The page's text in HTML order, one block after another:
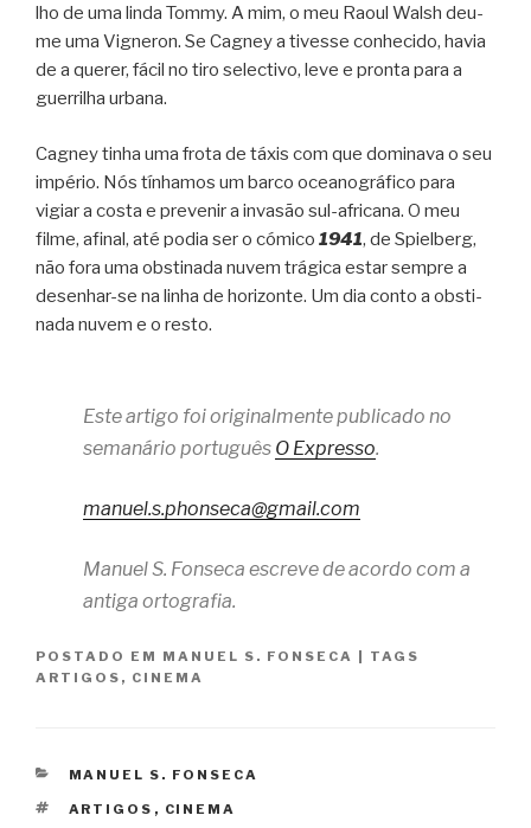
lho de uma linda Tommy. A mim, o meu Raoul Walsh deu-
me uma Vig­ne­ron. Se Cag­ney a tivesse conhe­cido, havia
de a que­rer, fácil no tiro selec­tivo, leve e pronta para a
guer­ri­lha urbana.
Cag­ney tinha uma frota de táxis com que domi­nava o seu
impé­rio. Nós tínha­mos um barco oce­a­no­grá­fico para
vigiar a costa e pre­ve­nir a inva­são sul-africana. O meu
filme, afi­nal, até podia ser o cómico 1941, de Spi­el­berg,
não fora uma obs­ti­nada nuvem trá­gica estar sem­pre a
desenhar-se na linha de hori­zonte. Um dia conto a obs­ti­
nada nuvem e o resto.
Este artigo foi originalmente publicado no
semanário português O Expresso.
manuel.s.phonseca@gmail.com
Manuel S. Fonseca escreve de acordo com a
antiga ortografia.
POSTADO EM MANUEL S. FONSECA
TAGS
ARTIGOS , CINEMA
CATEGORIAS
MANUEL S. FONSECA
TAGS
ARTIGOS , CINEMA